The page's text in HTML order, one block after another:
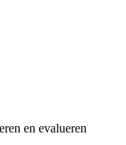
en evalueren